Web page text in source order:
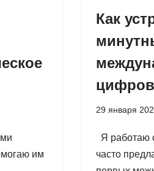
им
Как
29 января
Я работаю
часто